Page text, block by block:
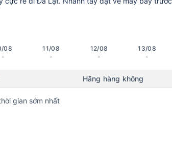
08
-
11/08
-
12/08
-
13/08
-
Hãng hàng không
gian sớm nhất